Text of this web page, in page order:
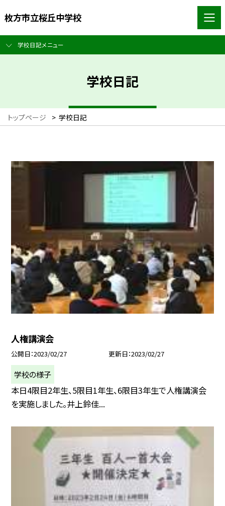
枚方市立桜丘中学校
学校日記メニュー
学校日記
トップページ > 学校日記
人権講演会
公開日 2023/02/27 更新日 2023/02/27
学校の様子
本日4限目2年生、5限目1年生、6限目3年生で人権講演会
を実施しました。井上鈴佳...